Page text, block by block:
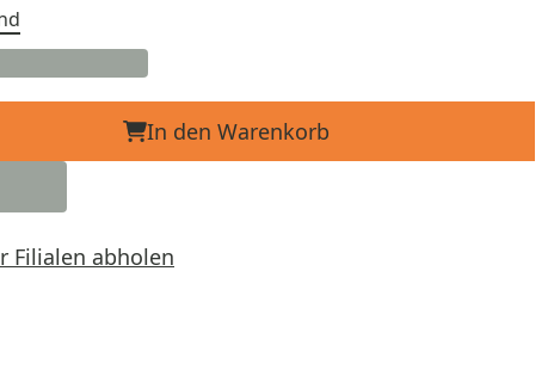
In den Warenkorb
Filialen abholen